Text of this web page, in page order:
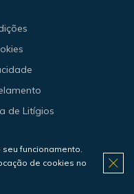
de Litígios
funcionamento.
de cookies no